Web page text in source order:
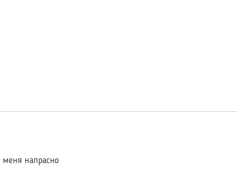
меня напрасно